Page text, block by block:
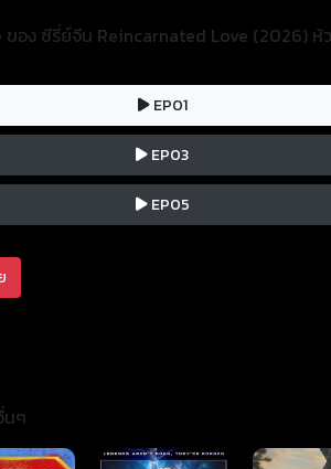
ของ ซีรี่ย์จีน Reincarnated Love (2026)
EP01
EP03
EP05
นๆ